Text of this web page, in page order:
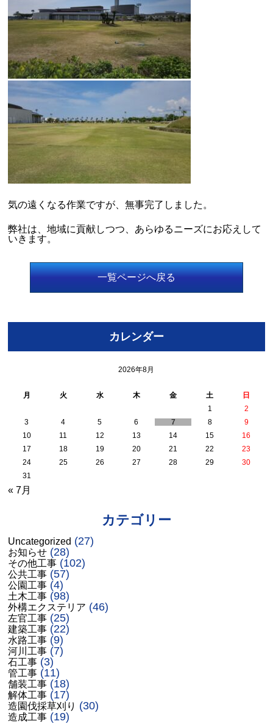
気の遠くなる作業ですが、無事完了しました。
弊社は、地域に貢献しつつ、あらゆるニーズにお応えして
いきます。
一覧ページへ戻る
カレンダー
2026年8月
月 火 水 木 金 土
日
1
2
3
4 5 6 7 8
9
10
11 12 13 14 15
16
17
18 19 20 21 22
23
24
25 26 27 28 29
30
31
« 7月
カテゴリー
Uncategorized (27)
お知らせ (28)
その他工事 (102)
公共工事 (57)
公園工事 (4)
土木工事 (98)
外構エクステリア (46)
左官工事 (25)
建築工事 (22)
水路工事 (9)
河川工事 (7)
石工事 (3)
管工事 (11)
舗装工事 (18)
解体工事 (17)
造園伐採草刈り (30)
造成工事 (19)